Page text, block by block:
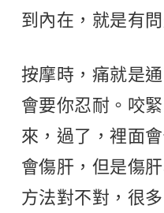
到內在，就是有問
按摩時，痛就是
會要你忍耐。咬
來，過了，裡面
會傷肝，但是傷
方法對不對，很